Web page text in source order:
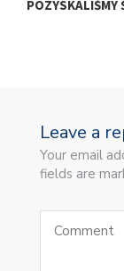
POZYSKALIŚMY
Leave a
Your email
fields are